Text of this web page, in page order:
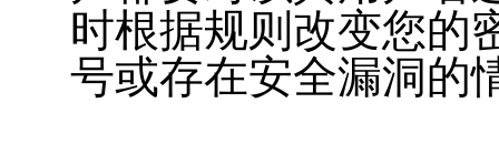
时根据规则改变您的
号或存在安全漏洞的